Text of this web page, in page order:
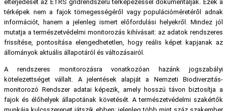
elterjedését az ETRS gridrendszerű térképezéssel dokumentálják. Ezek a
térképek nem a fajok tömegességéről vagy populációméretéről adnak
információt, hanem a jelenleg ismert előfordulási helyekről. Mindez jól
mutatja a természetvédelmi monitorozás kihívásait: az adatok rendszeres
frissítése, pontosítása elengedhetetlen, hogy reális képet kapjanak az
állományok aktuális állapotáról és változásairól.
A rendszeres monitorozásra vonatkozóan hazánk jogszabályi
kötelezettséget vállalt. A jelentések alapját a Nemzeti Biodiverzitás-
monitorozó Rendszer adatai képezik, amely hosszú távon biztosítja a
fajok és élőhelyek állapotának követését. A természetvédelmi szakértők